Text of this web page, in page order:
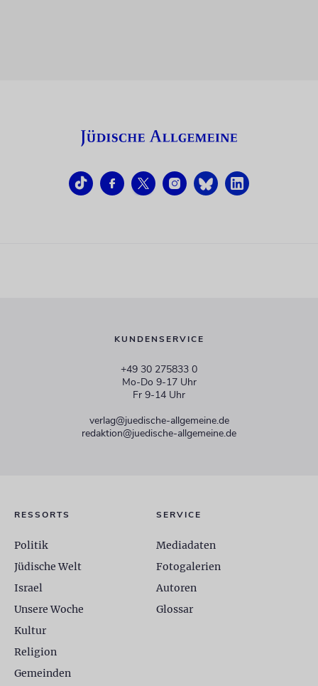
KUNDENSERVICE
+49 30 275833 0
Mo-Do 9-17 Uhr
Fr 9-14 Uhr
verlag@juedische-allgemeine.de
redaktion@juedische-allgemeine.de
RESSORTS
Politik
Jüdische Welt
Israel
Unsere Woche
Kultur
Religion
Gemeinden
SERVICE
Mediadaten
Fotogalerien
Autoren
Glossar